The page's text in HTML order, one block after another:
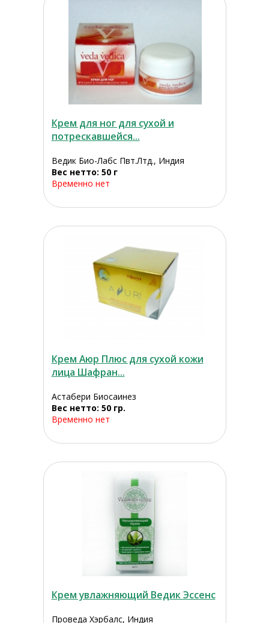
Крем для ног для сухой и
потрескавшейся...
Ведик Био-Лабс Пвт.Лтд., Индия
Вес нетто: 50 г
Временно нет
Крем Аюр Плюс для сухой кожи
лица Шафран...
Астабери Биосаинез
Вес нетто: 50 гр.
Временно нет
Крем увлажняющий Ведик Эссенс
Проведа Хэрбалс, Индия